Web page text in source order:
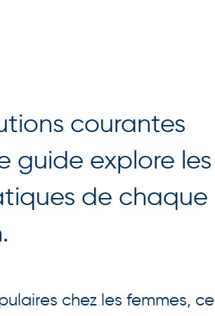
courantes
guide explore les
de chaque
chez les femmes, ce